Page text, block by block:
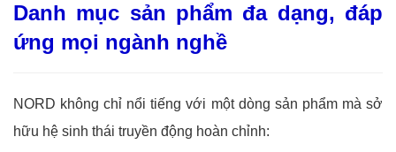
Danh mục sản phẩm đa dạng, đáp
ứng mọi ngành nghề
NORD không chỉ nổi tiếng với một dòng sản phẩm mà sở
hữu hệ sinh thái truyền động hoàn chỉnh: